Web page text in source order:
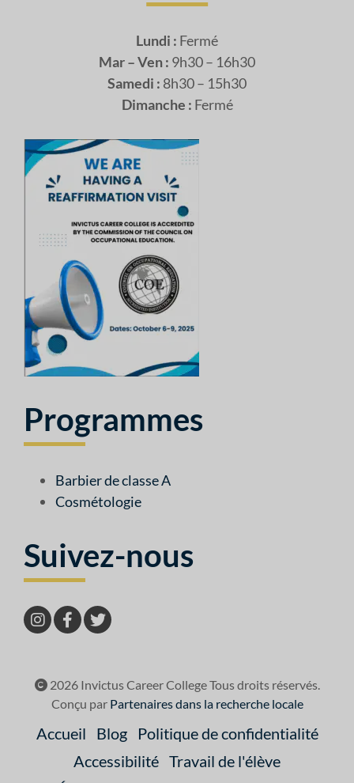
Lundi : Fermé
Mar – Ven : 9h30 – 16h30
Samedi : 8h30 – 15h30
Dimanche : Fermé
Programmes
Barbier de classe A
Cosmétologie
Suivez-nous
2026 Invictus Career College Tous droits réservés.
Conçu par Partenaires dans la recherche locale
Accueil Blog
Politique de confidentialité
Accessibilité Travail de l'élève